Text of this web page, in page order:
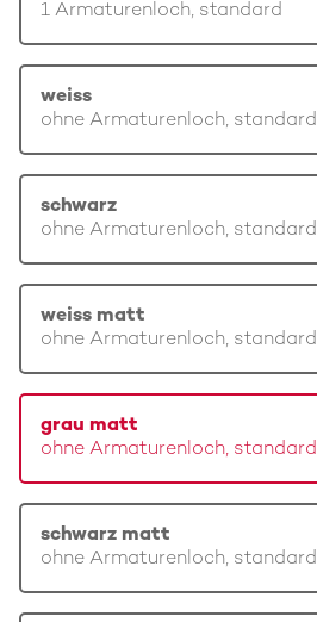
1 Armaturenloch, standard
weiss
ohne Armaturenloch, standard
schwarz
ohne Armaturenloch, standard
weiss matt
ohne Armaturenloch, standard
grau matt
ohne Armaturenloch, standard
schwarz matt
ohne Armaturenloch, standard